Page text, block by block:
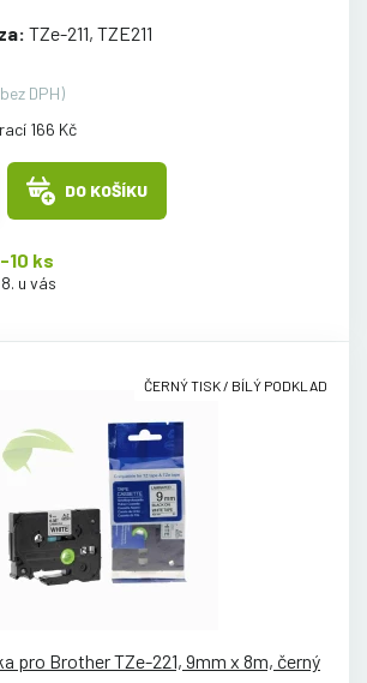
TZe-211, TZE211
DPH)
166 Kč
DO KOŠÍKU
10 ks
u vás
ČERNÝ TISK / BÍLÝ PODKLAD
pro Brother TZe-221, 9mm x 8m, černý